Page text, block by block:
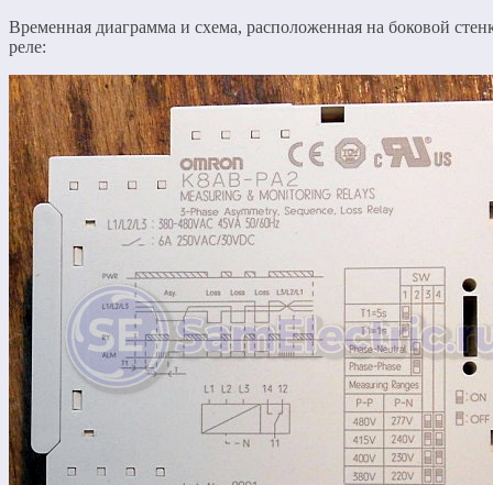
Временная диаграмма и схема, расположенная на боковой
реле: